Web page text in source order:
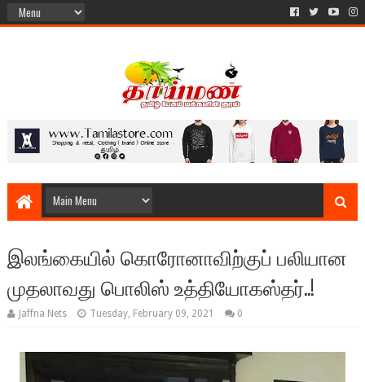
இலங்கையில் கொரோனாவிற்குப் பலியான
முதலாவது பொலிஸ் உத்தியோகஸ்தர்..!
Jaffna Nets Tuesday, February 09, 2021 0